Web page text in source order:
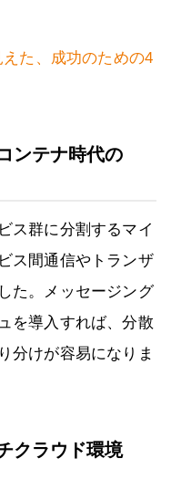
た、成功のための4
ンテナ時代の
ス群に分割するマイ
ス間通信やトランザ
た。メッセージング
を導入すれば、分散
分けが容易になりま
クラウド環境